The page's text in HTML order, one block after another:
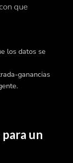
que
los datos se
ganancias
un